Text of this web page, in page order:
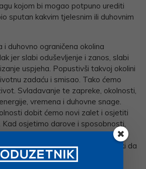
kojom bi mogao potpuno urediti
sputan kakvim tjelesnim ili duhovnim
i duhovno ograničena okolina
jer slabi oduševljenje i zanos, slabi
uspjeha. Popustivši takvoj okolini
zadaću i smisao. Tako ćemo
Svladavanje te zapreke, okolnosti,
vremena i duhovne snage.
dobit ćemo novi zalet i osjetiti
Kad osjetimo darove i sposobnosti,
da smo stvoreni za neki određeni
tada moramo biti snažni i jaki da
okolini.